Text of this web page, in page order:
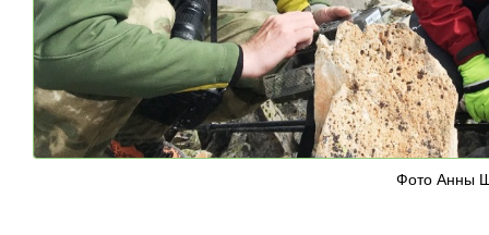
Фото Анны